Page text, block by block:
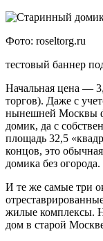
Фото: roseltorg.ru
тестовый баннер
Начальная цена —
торгов). Даже с
нынешней Москвы
домик, да с
площадь 32,5
концов, это
домика без огорода.
И те же самые три
жилые комплексы.
дом в старой